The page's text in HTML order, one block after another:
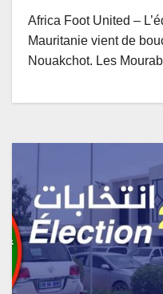
Africa Foot United –
Mauritanie vient de
Nouakchot. Les